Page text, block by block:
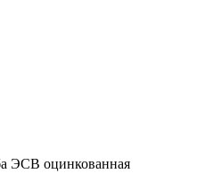
ЭСВ оцинкованная